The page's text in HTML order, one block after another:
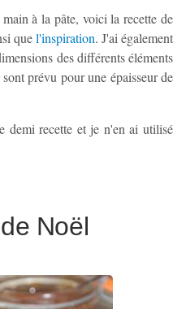
à la pâte, voici la recette de
quel'inspiration. J'ai également
des différents éléments
prévu pour une épaisseur de
demi recette et je n'en ai utilisé
Noël